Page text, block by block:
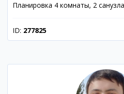
Планировка 4 комнаты, 2
ID: 277825